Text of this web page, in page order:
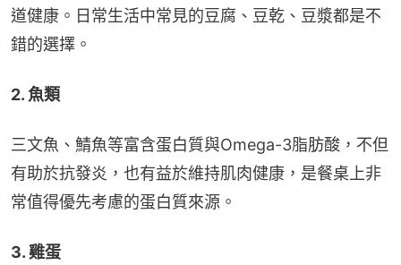
道健康。日常生活中常見的豆腐、豆乾、豆漿都是不
錯的選擇。
2. 魚類
三文魚、鯖魚等富含蛋白質與Omega-3脂肪酸，不但
有助於抗發炎，也有益於維持肌肉健康，是餐桌上非
常值得優先考慮的蛋白質來源。
3. 雞蛋